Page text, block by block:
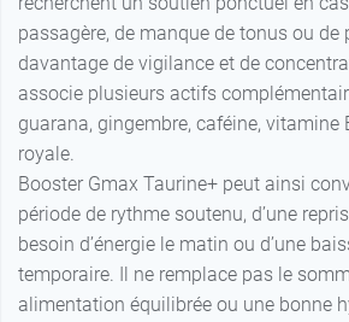
passagère, de manque de tonus ou
davantage de vigilance et de
associe plusieurs actifs
guarana, gingembre, caféine, vitamine
royale.
Booster Gmax Taurine+ peut ainsi
période de rythme soutenu, d’une
besoin d’énergie le matin ou d’une
temporaire. Il ne remplace pas le
alimentation équilibrée ou une bonne